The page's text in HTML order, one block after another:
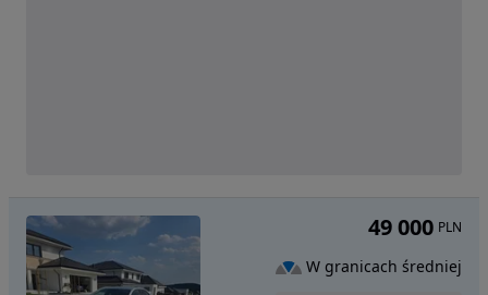
49 000 PLN
W granicach średniej